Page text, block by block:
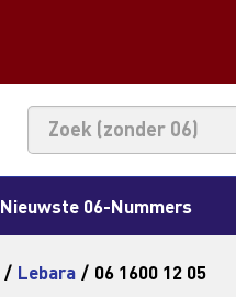
Nieuwste 06-Nummers
/ Lebara / 06 1600 12 05